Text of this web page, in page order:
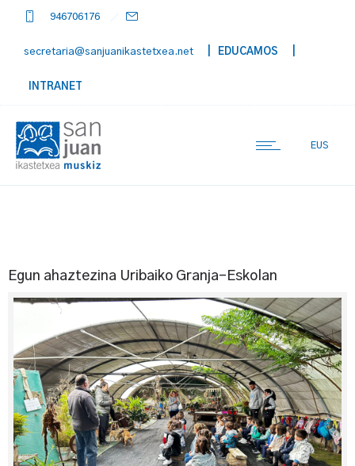
946706176
secretaria@sanjuanikastetxea.net | EDUCAMOS
INTRANET
EUS
Egun ahaztezina Uribaiko Granja-Eskolan